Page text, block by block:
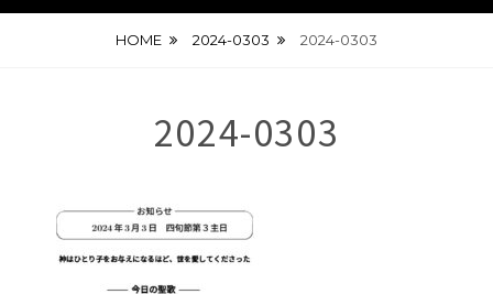
HOME 2024-0303 2024-0303
2024-0303